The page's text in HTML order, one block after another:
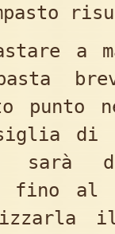
a
punto
di
sarà
fino al